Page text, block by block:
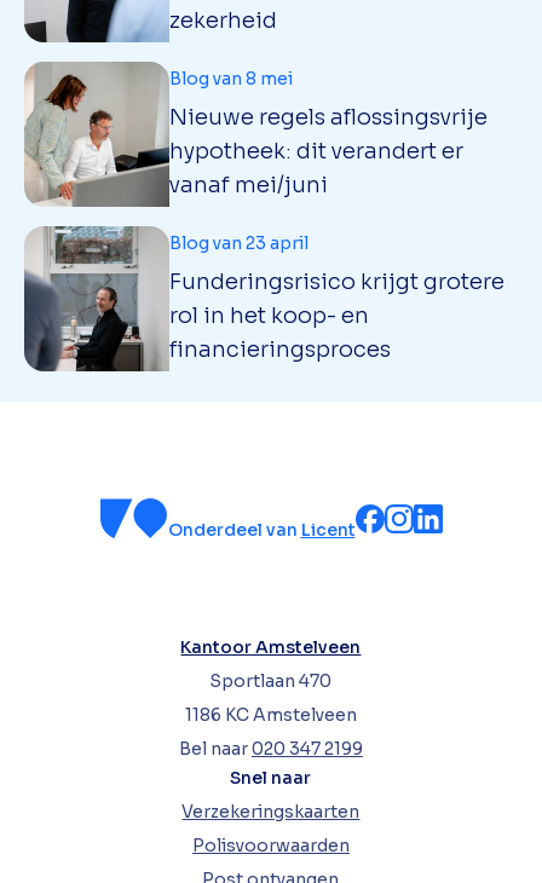
zekerheid
Nieuwe regels aflossingsvrije
hypotheek: dit verandert er
vanaf mei/juni
Blog van 8 mei
Funderingsrisico krijgt grotere
rol in het koop- en
financieringsproces
Blog van 23 april
Onderdeel van Licent
Kantoor Amstelveen
Sportlaan 470
1186 KC Amstelveen
Bel naar020 347 2199
Snel naar
Verzekeringskaarten
Polisvoorwaarden